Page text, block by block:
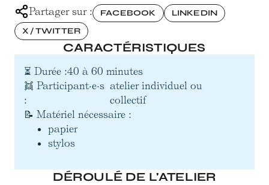
Partager sur : FACEBOOK
LINKEDIN
X / TWITTER
CARACTÉRISTIQUES
⏳ Durée :40 à 60 minutes
👯 Participant·e·s
:
atelier individuel ou
collectif
📝 Matériel nécessaire :
papier
stylos
DÉROULÉ DE L'ATELIER